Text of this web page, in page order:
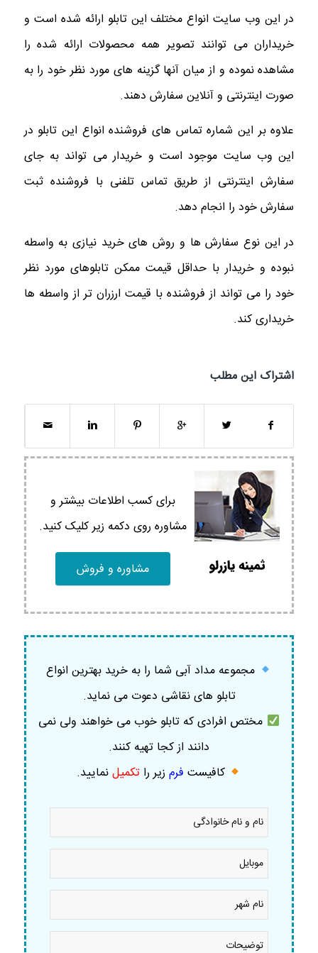
در این وب سایت انواع مختلف این تابلو ارائه شده است و
خریداران می توانند تصویر همه محصولات ارائه شده را
مشاهده نموده و از میان آنها گزینه های مورد نظر خود را به
صورت اینترنتی و آنلاین سفارش دهند.
علاوه بر این شماره تماس های فروشنده انواع این تابلو در
این وب سایت موجود است و خریدار می تواند به جای
سفارش اینترنتی از طریق تماس تلفنی با فروشنده ثبت
سفارش خود را انجام دهد.
در این نوع سفارش ها و روش های خرید نیازی به واسطه
نبوده و خریدار با حداقل قیمت ممکن تابلوهای مورد نظر
خود را می تواند از فروشنده با قیمت ارزران تر از واسطه ها
خریداری کند.
اشتراک این مطلب
برای کسب اطلاعات بیشتر و
مشاوره روی دکمه زیر کلیک کنید.
مشاوره و فروش
مجموعه مداد آبی شما را به خرید بهترین انواع
تابلو های نقاشی دعوت می نماید.
مختص افرادی که تابلو خوب می خواهند ولی نمی
دانند از کجا تهیه کنند.
کافیست فرم زیر را تکمیلنمایید.
نام
نام
خانوادگی
موبایل
نام
شهر *
توضیحات